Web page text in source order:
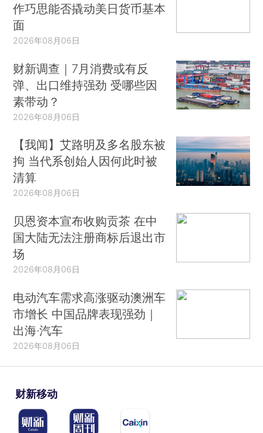
作巧思能否撬动美日货币基本
面
2026年08月06日
财新调查｜7月消费或有反
弹、出口维持强劲 受哪些因
素带动？
2026年08月06日
【我闻】艾路明及多名股东被
拘 当代系创始人因何此时被
清算
2026年08月06日
贝恩资本宣布收购贡茶 在中
国大陆无法注册商标后退出市
场
2026年08月06日
电动汽车需求高涨驱动澳洲车
市增长 中国品牌表现强劲｜
出海·汽车
2026年08月06日
财新移动